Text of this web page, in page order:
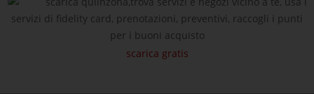
servizi di fidelity card, prenotazioni, preventivi, raccogli i punti
per i buoni acquisto
scarica gratis